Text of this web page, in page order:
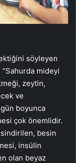
söyleyen
mideyi
zeytin,
ve
boyunca
çok önemlidir.
sindirilen, besin
insülin
olan beyaz